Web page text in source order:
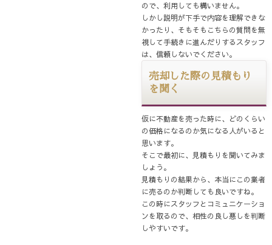
ので、利用しても構いません。
しかし説明が下手で内容を理解できな
かったり、そもそもこちらの質問を無
視して手続きに進んだりするスタッフ
は、信頼しないでください。
売却した際の見積もり
を聞く
仮に不動産を売った時に、どのくらい
の価格になるのか気になる人がいると
思います。
そこで最初に、見積もりを聞いてみま
しょう。
見積もりの結果から、本当にこの業者
に売るのか判断しても良いですね。
この時にスタッフとコミュニケーショ
ンを取るので、相性の良し悪しを判断
しやすいです。